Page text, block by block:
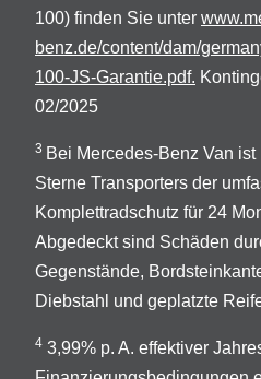
100) finden Sie unter
benz.de/content/dam/
100-JS-Garantie.pdf.
02/2025
3 Bei Mercedes-Benz Van
Sterne Transporters der
Komplettradschutz für 24
Abgedeckt sind Schäden
Gegenstände,
Diebstahl und geplatzte
4 3,99% p. A. effektiver